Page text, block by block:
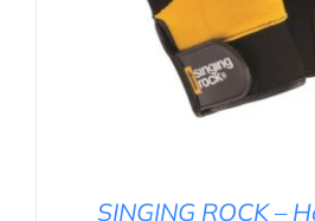
SINGING ROCK –